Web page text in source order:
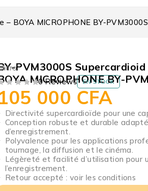
BOYA MICROPHONE BY-PVM3000S
PVM3000S
MICROPHONE BY-
0 Reviews EN STOCK
105 000 CFA
Directivité supercardioïde pour une
Conception robuste et durable
d’enregistrement.
Polyvalence pour les applications
tournage, la diffusion et le cinéma.
Légèreté et facilité d’utilisation pour
l’enregistrement.
Retour accepté : voir les conditions